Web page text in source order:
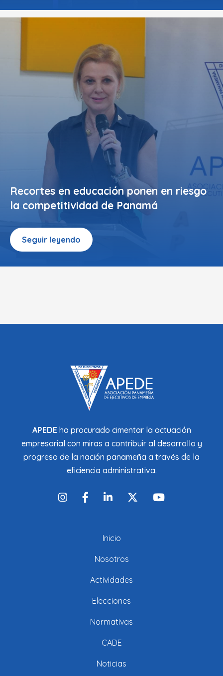
Recortes en educación ponen en riesgo
la competitividad de Panamá
Seguir leyendo
APEDEha procurado cimentar la actuación
empresarial con miras a contribuir al desarrollo y
progreso de la nación panameña a través de la
eficiencia administrativa.
Inicio
Nosotros
Actividades
Elecciones
Normativas
CADE
Noticias